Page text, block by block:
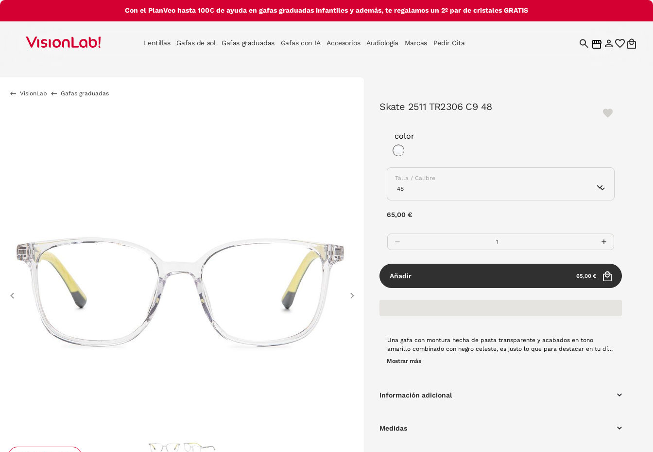
Con el PlanVeo hasta 100€ de ayuda en gafas graduadas infantiles y además, te regalamos un 2º par de cristales GRATIS
Lentillas Gafas de sol Gafas graduadas Gafas con IA Accesorios Audiología Marcas Pedir Cita
VisionLab Gafas graduadas
Previous
Skate 2511 TR2306 C9 48
color
Talla / Calibre
65,00 €
Añadir 65,00 €
Una gafa con montura hecha de pasta transparente y acabados en tono
amarillo combinado con negro celeste, es justo lo que para destacar en tu día
a día. El modelo 2511 TR2306 diseñado por la marca Skate lleva cargada esa
Mostrar más
Información adicional
Medidas